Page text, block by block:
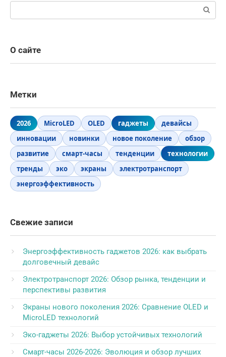
Поиск:
О сайте
Метки
2026 MicroLED OLED гаджеты
девайсы
инновации
новинки новое поколение
обзор
развитие
смарт-часы тенденции
технологии
тренды
эко экраны
электротранспорт
энергоэффективность
Свежие записи
Энергоэффективность гаджетов 2026: как выбрать
долговечный девайс
Электротранспорт 2026: Обзор рынка, тенденции и
перспективы развития
Экраны нового поколения 2026: Сравнение OLED и
MicroLED технологий
Эко-гаджеты 2026: Выбор устойчивых технологий
Смарт-часы 2026-2026: Эволюция и обзор лучших